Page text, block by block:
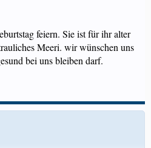
feiern. Sie ist für ihr alter
Meeri. wir wünschen uns
bei uns bleiben darf.